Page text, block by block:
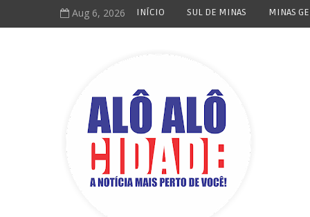
Aug 6, 2026 INÍCIO SUL DE MINAS MINAS